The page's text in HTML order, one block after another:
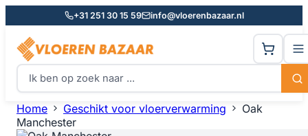
+31 251 30 15 59 info@vloerenbazaar.nl
Home Geschikt voor vloerverwarming
Oak
Manchester